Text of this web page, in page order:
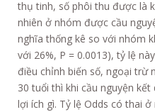
thụ tinh, số phôi thu được là
nhiên ở nhóm được cầu
nghĩa thống kê so với nhóm
với 26%, P = 0.0013), tỷ lệ
điều chỉnh biến số, ngoại trừ
30 tuổi thì khi cầu nguyện
lợi ích gì. Tỷ lệ Odds có thai